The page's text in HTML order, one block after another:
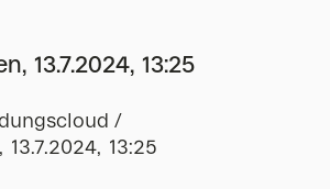
13.7.2024, 13:25
13:25